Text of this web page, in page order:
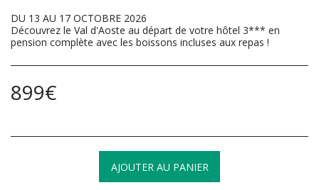
DU 13 AU 17 OCTOBRE 2026
Découvrez le Val d'Aoste au départ de votre hôtel 3*** en
pension complète avec les boissons incluses aux repas !
899€
AJOUTER AU PANIER